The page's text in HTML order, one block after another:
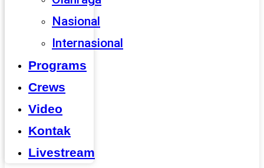
Nasional
Internasional
Programs
Crews
Video
Kontak
Livestream